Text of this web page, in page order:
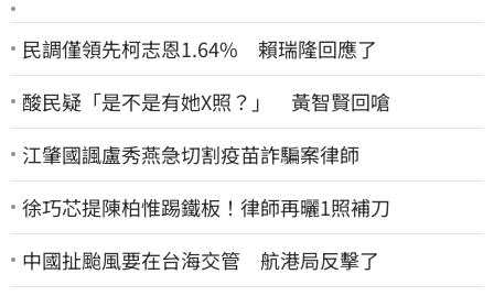
民調僅領先柯志恩1.64% 賴瑞隆回應了
酸民疑「是不是有她X照？」 黃智賢回嗆
江肇國諷盧秀燕急切割疫苗詐騙案律師
徐巧芯提陳柏惟踢鐵板！律師再曬1照補刀
中國扯颱風要在台海交管 航港局反擊了